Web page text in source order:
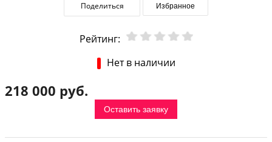
Поделиться Избранное
Рейтинг:
Нет в наличии
218 000 руб.
Оставить заявку